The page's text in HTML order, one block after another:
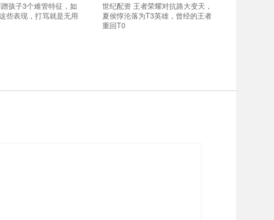
孩子3个难管特征，如
些表现，打骂就是无用
世纪配资 王者荣耀对抗路大变天，
夏侯惇沦落为T3英雄，曾经的王者
重回T0